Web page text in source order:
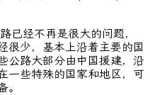
经不再是很大的问题，
很少，基本上沿着主要的国
公路大部分由中国援建，沿
一些特殊的国家和地区，可